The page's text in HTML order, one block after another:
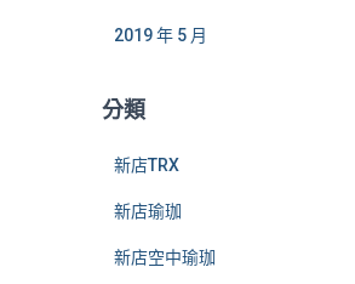
2019 年 5 月
分類
新店TRX
新店瑜珈
新店空中瑜珈